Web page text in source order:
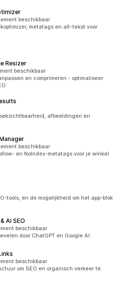
beschikbaar
metatags en alt-tekst voor
Resizer
beschikbaar
en comprimeren - optimaliseer
afbeeldingen en
beschikbaar
en NoIndex-metatags voor je winkel
tools, en de mogelijkheid om het app-blok
AI SEO
beschikbaar
door ChatGPT en Google AI.
beschikbaar
om SEO en organisch verkeer te